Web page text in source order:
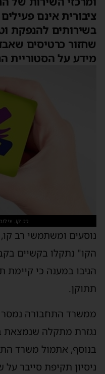
ציבורית אינם
בשירותים להנפקת
שחזור כרטיסים
מידע על הסטוריית
רב קו.
נוסעים ומשתמשי רב
הקו" נתקלו בקשיים
הגיבו במענה כי
תתוקן.
ממשרד התחבורה נמסר
נגזרת מתקלה שנמצאת
בנוסף, אתמול משרד
ניסיון תקיפת סייבר